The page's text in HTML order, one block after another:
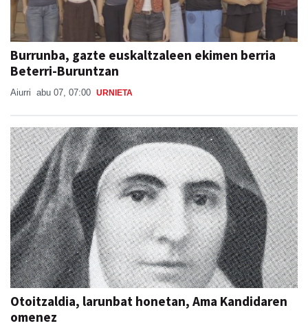
Burrunba, gazte euskaltzaleen ekimen berria
Beterri-Buruntzan
Aiurri abu 07, 07:00 URNIETA
Otoitzaldia, larunbat honetan, Ama Kandidaren
omenez